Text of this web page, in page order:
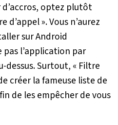
optez plutôt
d’appel ». Vous n’aurez
sur Android
pas l’application par
dessus. Surtout, « Filtre
créer la fameuse liste de
de les empêcher de vous